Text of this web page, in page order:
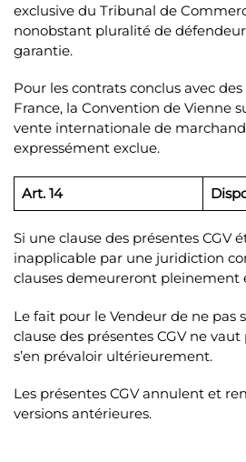
exclusive du Tribunal de
nonobstant pluralité de
garantie.
Pour les contrats conclus avec
France, la Convention de Vienne
vente internationale de
expressément exclue.
Art. 14
Si une clause des présentes CGV
inapplicable par une juridiction
clauses demeureront pleinement
Le fait pour le Vendeur de ne pas
clause des présentes CGV ne
s’en prévaloir ultérieurement.
Les présentes CGV annulent et
versions antérieures.